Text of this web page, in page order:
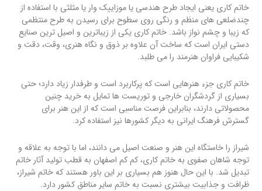
خاتم کاری یعنی ایجاد طرح هندسی یا موزاییک وار یا مثلثی با استفاده از
چندضلعی های منظم و رنگی روی سطوح برای رسیدن به طرح منتظمی
که زیبا و چشم نواز باشد. خاتم کاری یکی از زیباترین و اصیل ترین صنایع
دستی ایران است که ساخت آن علاوه بر ذوق و نگاه هنری، وقت، دقت و
شکیبایی فراوان هنرمند را می طلبد.
خاتم کاری جزء هنرهایی است که پرکاربرد است و طرفدار زیاد دارد؛ حتی
بسیاری از گردشگران خارجی و توریست ها تمایل به خرید چنین
محصولاتی دارند، بنابراین فرصت مناسبی است که از این هنر برای
گسترش فرهنگ ایرانی به دیگر کشورها نیز استفاده کرد.
شیراز را خاستگاه این هنر و صنعت اصیل می دانند، اما با توجه به علاقه و
توجه شاهان صفوی به خاتم کاری، کم کم اصفهان به قطب تولید آثار خاتم
تبدیل شد. با این حال هنوز هم بسیاری بر این باور هستند که خاتم شیراز،
ظرافت و جذابیت بیشتری نسبت به خاتم سایر مناطق کشور دارد.